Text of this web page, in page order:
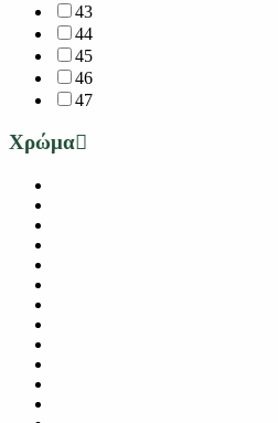
43
44
45
46
47
Χρώμα